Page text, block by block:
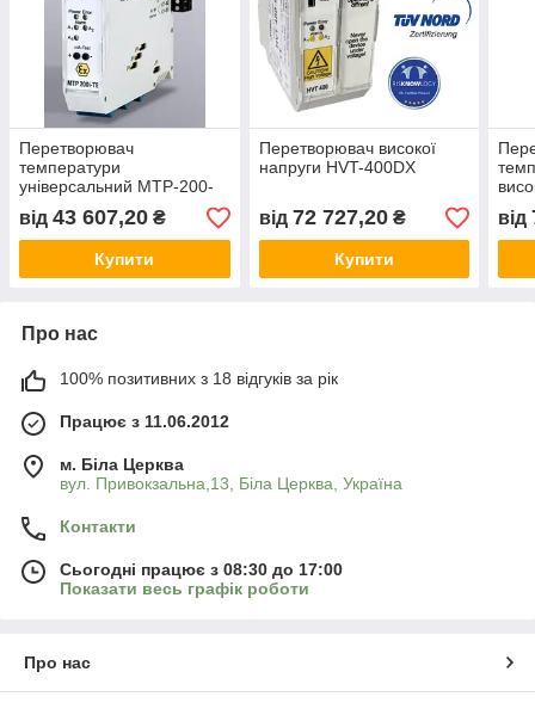
Перетворювач
температури
універсальний MTP-200-
TE з технологією DuoTec-
Failsafe
від 43 607,20 ₴
Купити
Перетворювач високої
напруги HVT-400DX
від 72 727,20₴
Купити
302i
від
Про нас
100% позитивних з 18 відгуків за рік
Працює з 11.06.2012
м. Біла Церква
вул. Привокзальна,13, Біла Церква, Україна
Контакти
Сьогодні працює з 08:30 до 17:00
Показати весь графік роботи
Про нас